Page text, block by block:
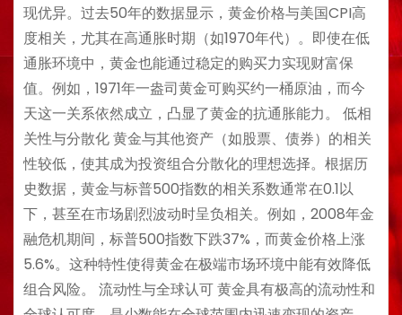
现优异。过去50年的数据显示，黄金价格与美国CPI高
度相关，尤其在高通胀时期（如1970年代）。即使在低
通胀环境中，黄金也能通过稳定的购买力实现财富保
值。例如，1971年一盎司黄金可购买约一桶原油，而今
天这一关系依然成立，凸显了黄金的抗通胀能力。 低相
关性与分散化 黄金与其他资产（如股票、债券）的相关
性较低，使其成为投资组合分散化的理想选择。根据历
史数据，黄金与标普500指数的相关系数通常在0.1以
下，甚至在市场剧烈波动时呈负相关。例如，2008年金
融危机期间，标普500指数下跌37%，而黄金价格上涨
5.6%。这种特性使得黄金在极端市场环境中能有效降低
组合风险。 流动性与全球认可 黄金具有极高的流动性和